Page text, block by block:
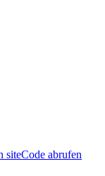
siteCode abrufen